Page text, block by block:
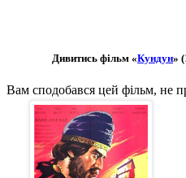
Дивитись фільм «Кундун»
Вам сподобався цей фільм, не